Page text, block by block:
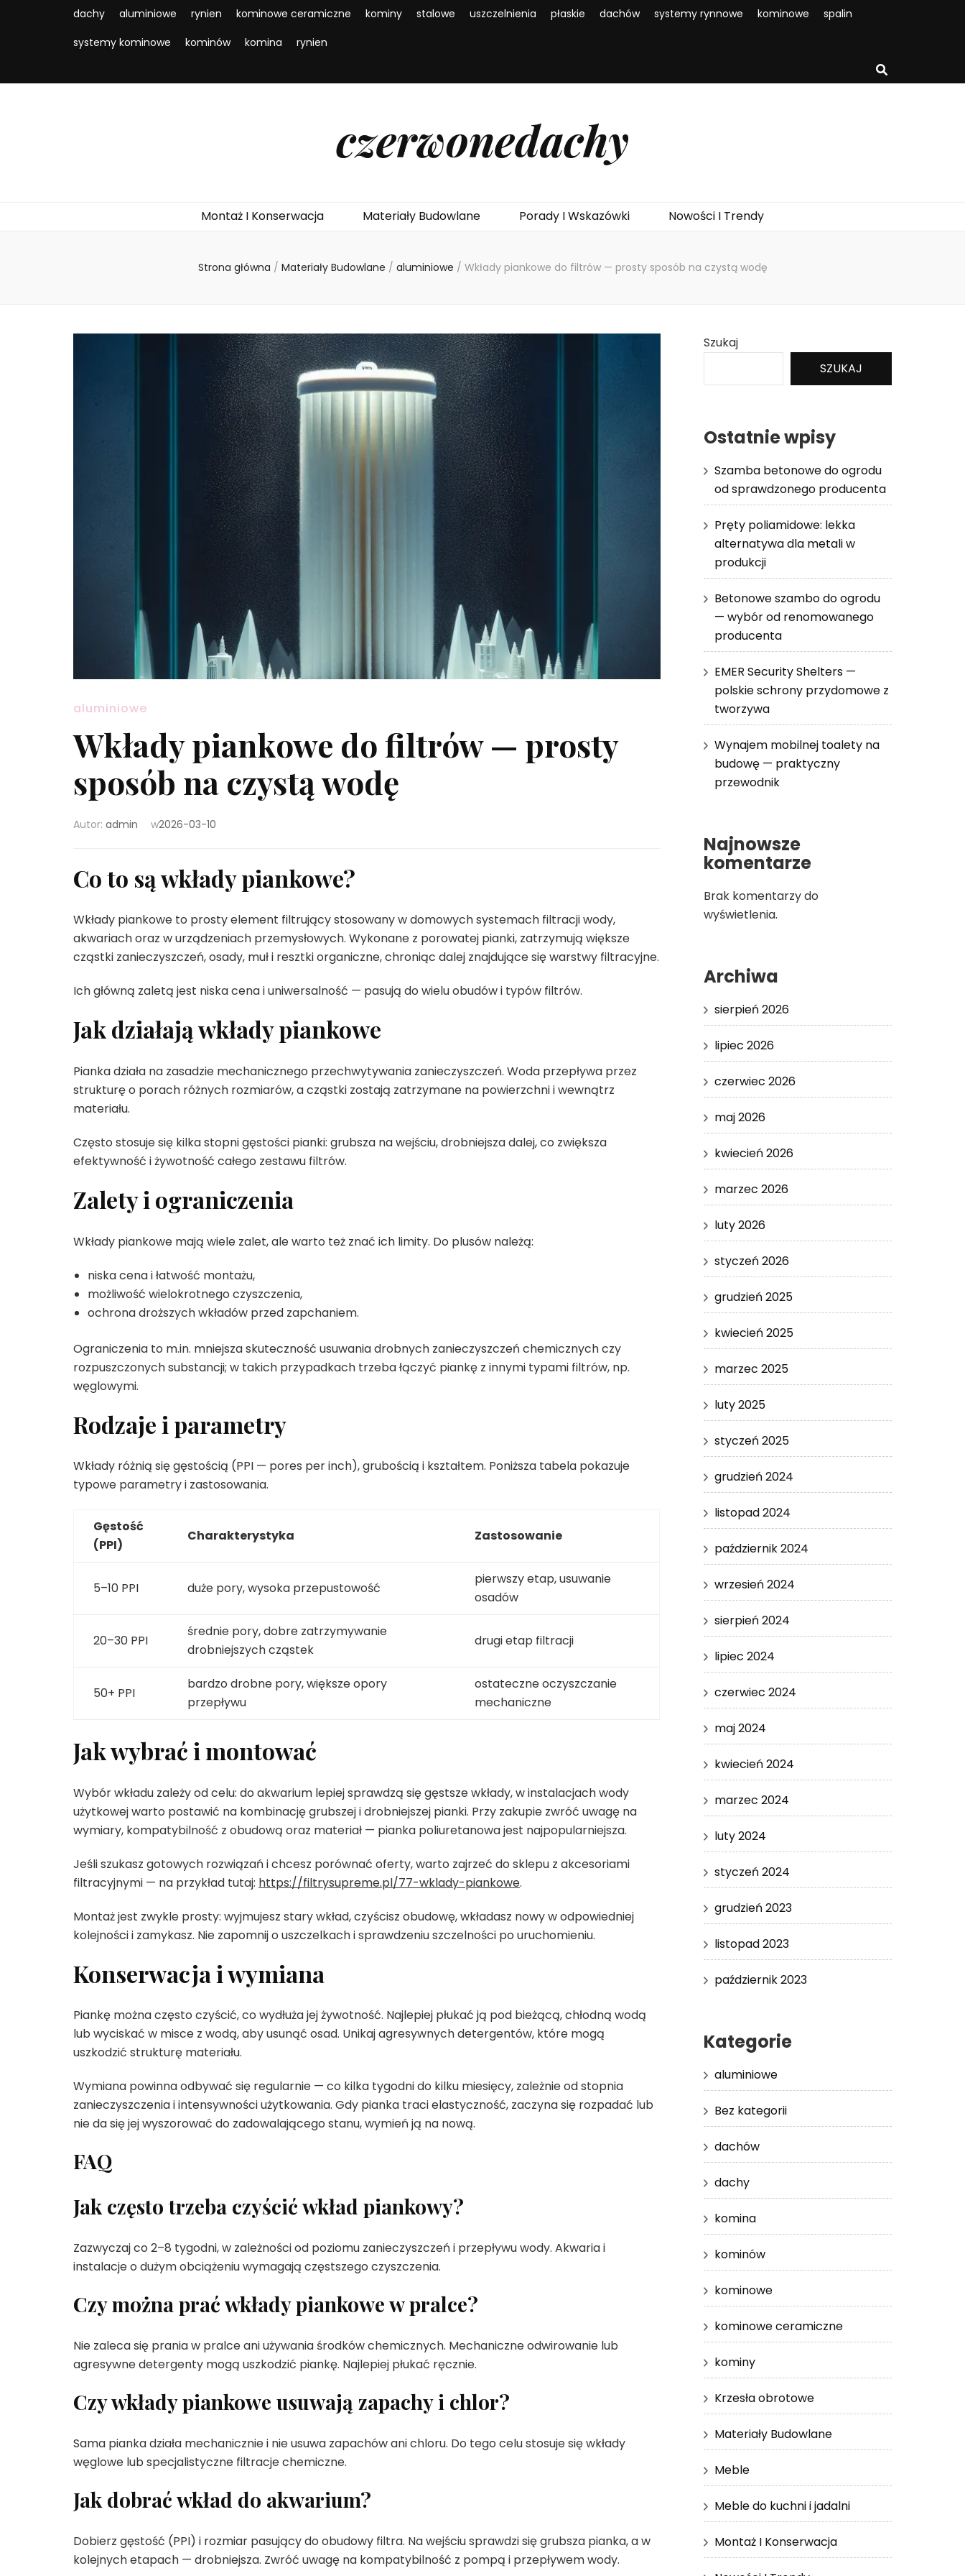
dachy aluminiowe rynien kominowe ceramiczne kominy stalowe uszczelnienia płaskie dachów systemy rynnowe kominowe
spalin
systemy kominowe
kominów komina rynien
czerwonedachy
Montaż I Konserwacja Materiały Budowlane Porady I Wskazówki Nowości I Trendy
Strona główna / Materiały Budowlane / aluminiowe / Wkłady piankowe do filtrów — prosty sposób na czystą wodę
aluminiowe
Wkłady piankowe do filtrów — prosty
sposób na czystą wodę
Autor: admin w2026-03-10
Co to są wkłady piankowe?
Wkłady piankowe to prosty element filtrujący stosowany w domowych systemach filtracji wody,
akwariach oraz w urządzeniach przemysłowych. Wykonane z porowatej pianki, zatrzymują większe
cząstki zanieczyszczeń, osady, muł i resztki organiczne, chroniąc dalej znajdujące się warstwy filtracyjne.
Ich główną zaletą jest niska cena i uniwersalność — pasują do wielu obudów i typów filtrów.
Jak działają wkłady piankowe
Pianka działa na zasadzie mechanicznego przechwytywania zanieczyszczeń. Woda przepływa przez
strukturę o porach różnych rozmiarów, a cząstki zostają zatrzymane na powierzchni i wewnątrz
materiału.
Często stosuje się kilka stopni gęstości pianki: grubsza na wejściu, drobniejsza dalej, co zwiększa
efektywność i żywotność całego zestawu filtrów.
Zalety i ograniczenia
Wkłady piankowe mają wiele zalet, ale warto też znać ich limity. Do plusów należą:
niska cena i łatwość montażu,
możliwość wielokrotnego czyszczenia,
ochrona droższych wkładów przed zapchaniem.
Ograniczenia to m.in. mniejsza skuteczność usuwania drobnych zanieczyszczeń chemicznych czy
rozpuszczonych substancji; w takich przypadkach trzeba łączyć piankę z innymi typami filtrów, np.
węglowymi.
Rodzaje i parametry
Wkłady różnią się gęstością (PPI — pores per inch), grubością i kształtem. Poniższa tabela pokazuje
typowe parametry i zastosowania.
Gęstość
(PPI)
Charakterystyka Zastosowanie
5–10 PPI duże pory, wysoka przepustowość
pierwszy etap, usuwanie
osadów
20–30 PPI
średnie pory, dobre zatrzymywanie
drobniejszych cząstek
drugi etap filtracji
50+ PPI
bardzo drobne pory, większe opory
przepływu
ostateczne oczyszczanie
mechaniczne
Jak wybrać i montować
Wybór wkładu zależy od celu: do akwarium lepiej sprawdzą się gęstsze wkłady, w instalacjach wody
użytkowej warto postawić na kombinację grubszej i drobniejszej pianki. Przy zakupie zwróć uwagę na
wymiary, kompatybilność z obudową oraz materiał — pianka poliuretanowa jest najpopularniejsza.
Jeśli szukasz gotowych rozwiązań i chcesz porównać oferty, warto zajrzeć do sklepu z akcesoriami
filtracyjnymi — na przykład tutaj: https://filtrysupreme.pl/77-wklady-piankowe.
Montaż jest zwykle prosty: wyjmujesz stary wkład, czyścisz obudowę, wkładasz nowy w odpowiedniej
kolejności i zamykasz. Nie zapomnij o uszczelkach i sprawdzeniu szczelności po uruchomieniu.
Konserwacja i wymiana
Piankę można często czyścić, co wydłuża jej żywotność. Najlepiej płukać ją pod bieżącą, chłodną wodą
lub wyciskać w misce z wodą, aby usunąć osad. Unikaj agresywnych detergentów, które mogą
uszkodzić strukturę materiału.
Wymiana powinna odbywać się regularnie — co kilka tygodni do kilku miesięcy, zależnie od stopnia
zanieczyszczenia i intensywności użytkowania. Gdy pianka traci elastyczność, zaczyna się rozpadać lub
nie da się jej wyszorować do zadowalającego stanu, wymień ją na nową.
FAQ
Jak często trzeba czyścić wkład piankowy?
Zazwyczaj co 2–8 tygodni, w zależności od poziomu zanieczyszczeń i przepływu wody. Akwaria i
instalacje o dużym obciążeniu wymagają częstszego czyszczenia.
Czy można prać wkłady piankowe w pralce?
Nie zaleca się prania w pralce ani używania środków chemicznych. Mechaniczne odwirowanie lub
agresywne detergenty mogą uszkodzić piankę. Najlepiej płukać ręcznie.
Czy wkłady piankowe usuwają zapachy i chlor?
Sama pianka działa mechanicznie i nie usuwa zapachów ani chloru. Do tego celu stosuje się wkłady
węglowe lub specjalistyczne filtracje chemiczne.
Jak dobrać wkład do akwarium?
Dobierz gęstość (PPI) i rozmiar pasujący do obudowy filtra. Na wejściu sprawdzi się grubsza pianka, a w
kolejnych etapach — drobniejsza. Zwróć uwagę na kompatybilność z pompą i przepływem wody.
Szukaj
SZUKAJ
Ostatnie wpisy
Szamba betonowe do ogrodu
od sprawdzonego producenta
Pręty poliamidowe: lekka
alternatywa dla metali w
produkcji
Betonowe szambo do ogrodu
— wybór od renomowanego
producenta
EMER Security Shelters —
polskie schrony przydomowe z
tworzywa
Wynajem mobilnej toalety na
budowę — praktyczny
przewodnik
Najnowsze
komentarze
Brak komentarzy do
wyświetlenia.
Archiwa
sierpień 2026
lipiec 2026
czerwiec 2026
maj 2026
kwiecień 2026
marzec 2026
luty 2026
styczeń 2026
grudzień 2025
kwiecień 2025
marzec 2025
luty 2025
styczeń 2025
grudzień 2024
listopad 2024
październik 2024
wrzesień 2024
sierpień 2024
lipiec 2024
czerwiec 2024
maj 2024
kwiecień 2024
marzec 2024
luty 2024
styczeń 2024
grudzień 2023
listopad 2023
październik 2023
Kategorie
aluminiowe
Bez kategorii
dachów
dachy
komina
kominów
kominowe
kominowe ceramiczne
kominy
Krzesła obrotowe
Materiały Budowlane
Meble
Meble do kuchni i jadalni
Montaż I Konserwacja